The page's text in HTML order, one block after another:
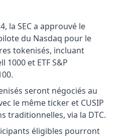
la SEC a approuvé le
du Nasdaq pour le
tokenisés, incluant
1000 et ETF S&P
seront négociés au
le même ticker et CUSIP
traditionnelles, via la DTC.
éligibles pourront